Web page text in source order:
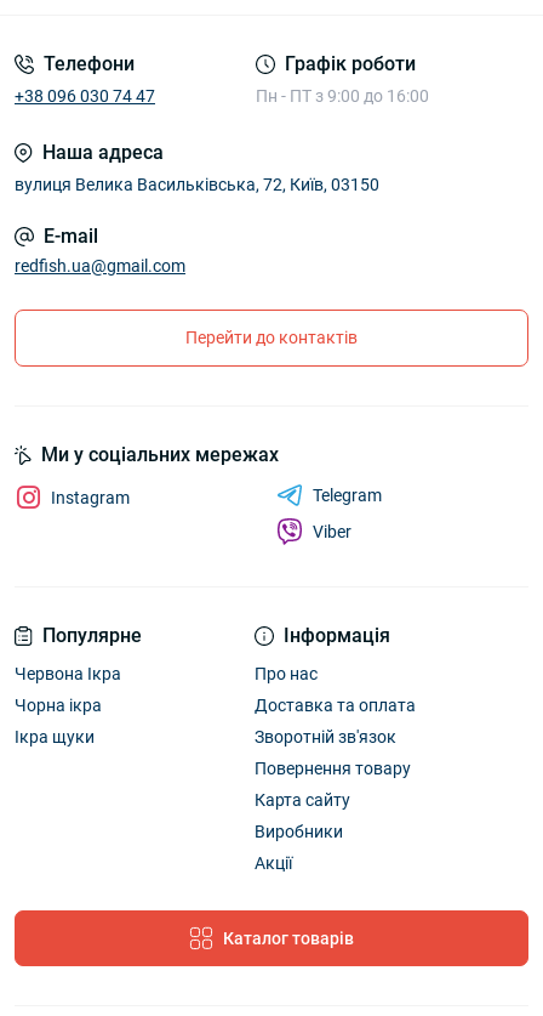
Телефони
+38 096 030 74 47
Графік роботи
Пн - ПТ з 9:00 до 16:00
Наша адреса
вулиця Велика Васильківська, 72, Київ, 03150
E-mail
redfish.ua@gmail.com
Перейти до контактів
Популярне
Червона Ікра
Чорна ікра
Ікра щуки
Інформація
Про нас
Доставка та оплата
Зворотній зв'язок
Повернення товару
Карта сайту
Виробники
Акції
Каталог товарів
Ми у соціальних мережах
Instagram
Telegram
Viber